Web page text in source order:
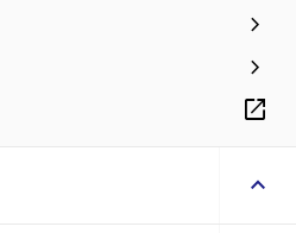
keyboard_arrow_right
keyboard_arrow_right
open_in_new
keyboard_arrow_up
スで経済的。周辺施